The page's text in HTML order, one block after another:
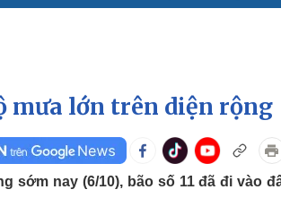
Infographic
Ô tô - Xe máy
mưa lớn trên diện rộng
sớm nay (6/10), bão số 11 đã đi vào